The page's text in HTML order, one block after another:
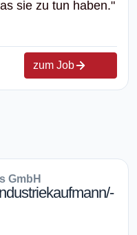
sie zu tun haben."
zum Job
GmbH